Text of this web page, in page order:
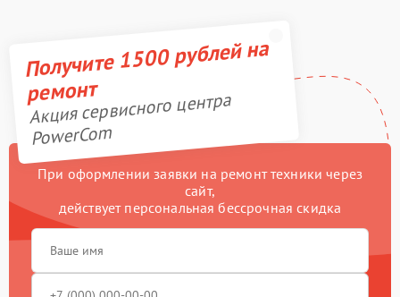
Получите 1500 рублей на
ремонт
Акция сервисного центра
PowerCom
При оформлении заявки на ремонт техники через
сайт,
действует персональная бессрочная скидка